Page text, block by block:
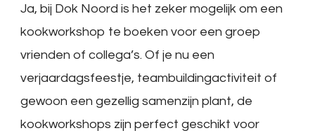
Ja, bij Dok Noord is het zeker mogelijk om een
kookworkshop te boeken voor een groep
vrienden of collega’s. Of je nu een
verjaardagsfeestje, teambuildingactiviteit of
gewoon een gezellig samenzijn plant, de
kookworkshops zijn perfect geschikt voor